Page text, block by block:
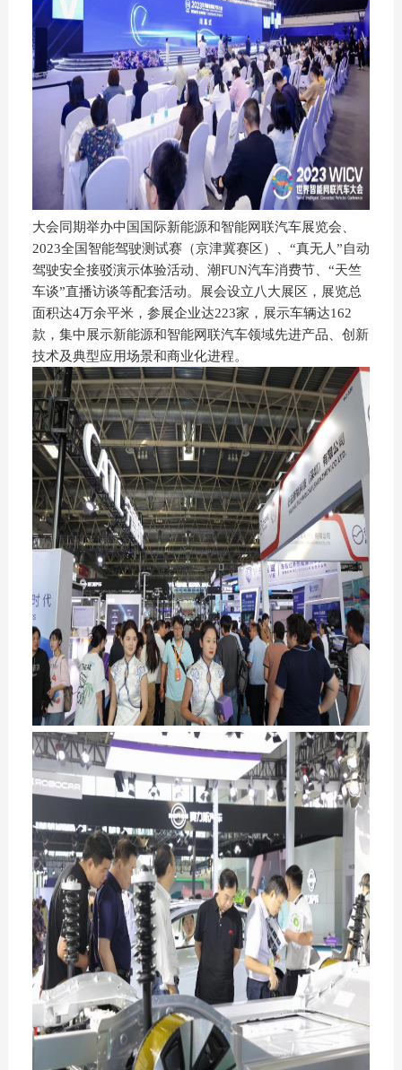
大会同期举办中国国际新能源和智能网联汽车展览会、
2023全国智能驾驶测试赛（京津冀赛区）、“真无人”自动
驾驶安全接驳演示体验活动、潮FUN汽车消费节、“天竺
车谈”直播访谈等配套活动。展会设立八大展区，展览总
面积达4万余平米，参展企业达223家，展示车辆达162
款，集中展示新能源和智能网联汽车领域先进产品、创新
技术及典型应用场景和商业化进程。